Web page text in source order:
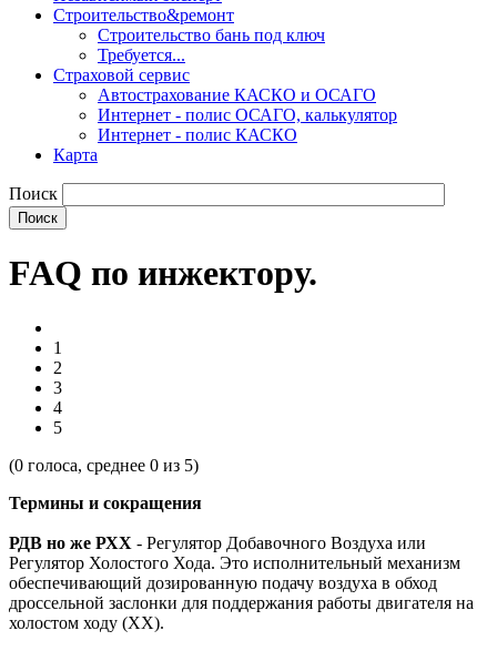
Строительство&ремонт
Строительство бань под ключ
Требуется...
Страховой сервис
Автострахование КАСКО и ОСАГО
Интернет - полис ОСАГО, калькулятор
Интернет - полис КАСКО
Карта
Поиск
FAQ по инжектору.
1
2
3
4
5
(0 голоса, среднее 0 из 5)
Термины и сокращения
РДВ но же РХХ - Регулятор Добавочного Воздуха или
Регулятор Холостого Хода. Это исполнительный механизм
обеспечивающий дозированную подачу воздуха в обход
дроссельной заслонки для поддержания работы двигателя на
холостом ходу (ХХ).